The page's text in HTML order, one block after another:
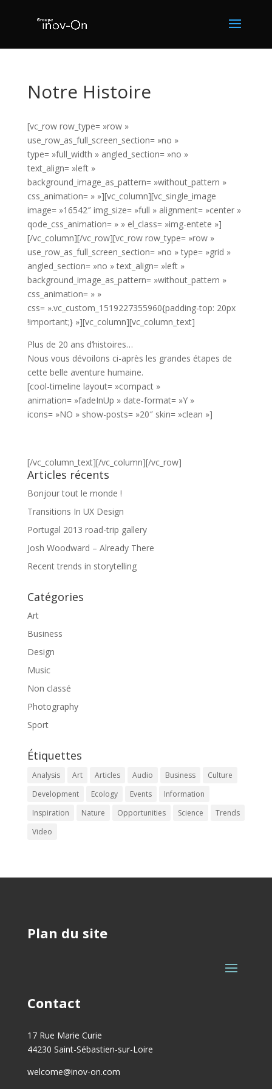
Notre Histoire
[vc_row row_type= »row »
use_row_as_full_screen_section= »no »
type= »full_width » angled_section= »no »
text_align= »left »
background_image_as_pattern= »without_pattern »
css_animation= » »][vc_column][vc_single_image
image= »16542″ img_size= »full » alignment= »center »
qode_css_animation= » » el_class= »img-entete »]
[/vc_column][/vc_row][vc_row row_type= »row »
use_row_as_full_screen_section= »no » type= »grid »
angled_section= »no » text_align= »left »
background_image_as_pattern= »without_pattern »
css_animation= » »
css= ».vc_custom_1519227355960{padding-top: 20px
!important;} »][vc_column][vc_column_text]
Plus de 20 ans d’histoires…
Nous vous dévoilons ci-après les grandes étapes de
cette belle aventure humaine.
[cool-timeline layout= »compact »
animation= »fadeInUp » date-format= »Y »
icons= »NO » show-posts= »20″ skin= »clean »]
[/vc_column_text][/vc_column][/vc_row]
Articles récents
Bonjour tout le monde !
Transitions In UX Design
Portugal 2013 road-trip gallery
Josh Woodward – Already There
Recent trends in storytelling
Catégories
Art
Business
Design
Music
Non classé
Photography
Sport
Étiquettes
Analysis Art Articles Audio Business
Culture
Development
Ecology Events
Information
Inspiration
Nature Opportunities Science
Trends
Video
Plan du site
Contact
17 Rue Marie Curie
44230 Saint-Sébastien-sur-Loire
welcome@inov-on.com